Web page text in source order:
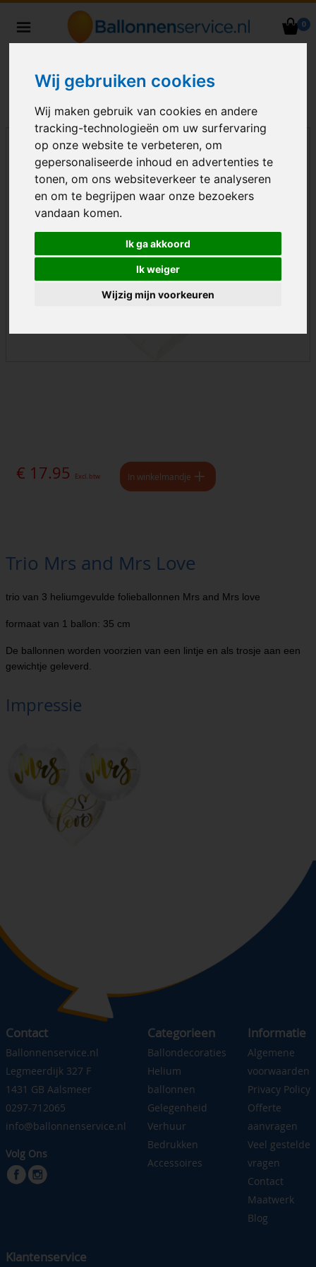
Wij gebruiken cookies
Wij maken gebruik van cookies en andere
tracking-technologieën om uw surfervaring
op onze website te verbeteren, om
gepersonaliseerde inhoud en advertenties te
tonen, om ons websiteverkeer te analyseren
en om te begrijpen waar onze bezoekers
vandaan komen.
Ik ga akkoord
Ik weiger
Wijzig mijn voorkeuren
0
Nederland
€ 17.95 Excl. btw In winkelmandje
Trio Mrs and Mrs Love
trio van 3 heliumgevulde folieballonnen Mrs and Mrs love
formaat van 1 ballon: 35 cm
De ballonnen worden voorzien van een lintje en als trosje aan een
gewichtje geleverd.
Impressie
Contact
Ballonnenservice.nl
Legmeerdijk 327 F
1431 GB Aalsmeer
0297-712065
info@ballonnenservice.nl
Volg Ons
Categorieen
Ballondecoraties
Helium
ballonnen
Gelegenheid
Verhuur
Bedrukken
Accessoires
Informatie
Algemene
voorwaarden
Privacy Policy
Offerte
aanvragen
Veel gestelde
vragen
Contact
Maatwerk
Blog
Klantenservice